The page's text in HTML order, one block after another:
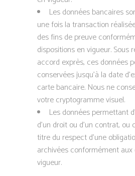
Les données bancaires
une fois la transaction
des fins de preuve
dispositions en vigueur. Sous
accord exprès, ces données
conservées jusqu’à la date
carte bancaire. Nous ne
votre cryptogramme visuel.
Les données permettant
d’un droit ou d’un contrat, ou
titre du respect d’une
archivées conformément aux
vigueur.